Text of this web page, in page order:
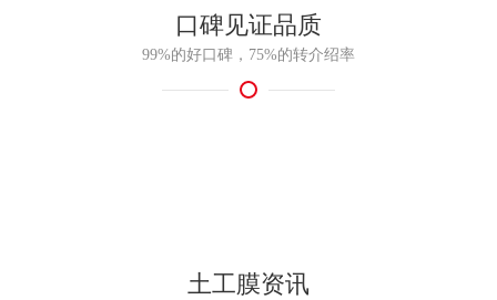
口碑见证品质
99%的好口碑，75%的转介绍率
土工膜资讯